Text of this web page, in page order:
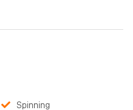
Spinning